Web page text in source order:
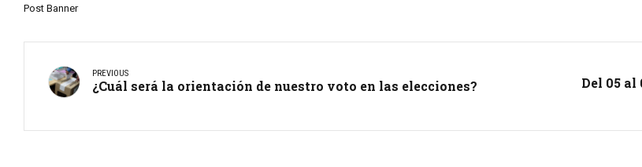
Post Banner
PREVIOUS
¿Cuál será la orientación de nuestro voto en las elecciones?
Del 05 al